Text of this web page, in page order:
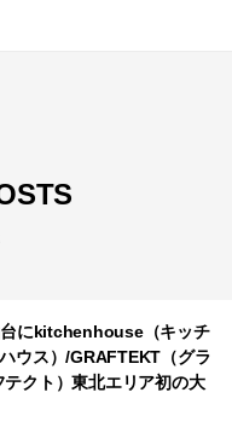
にkitchenhouse（キッチ
ウス）/GRAFTEKT（グラ
テクト）東北エリア初の大